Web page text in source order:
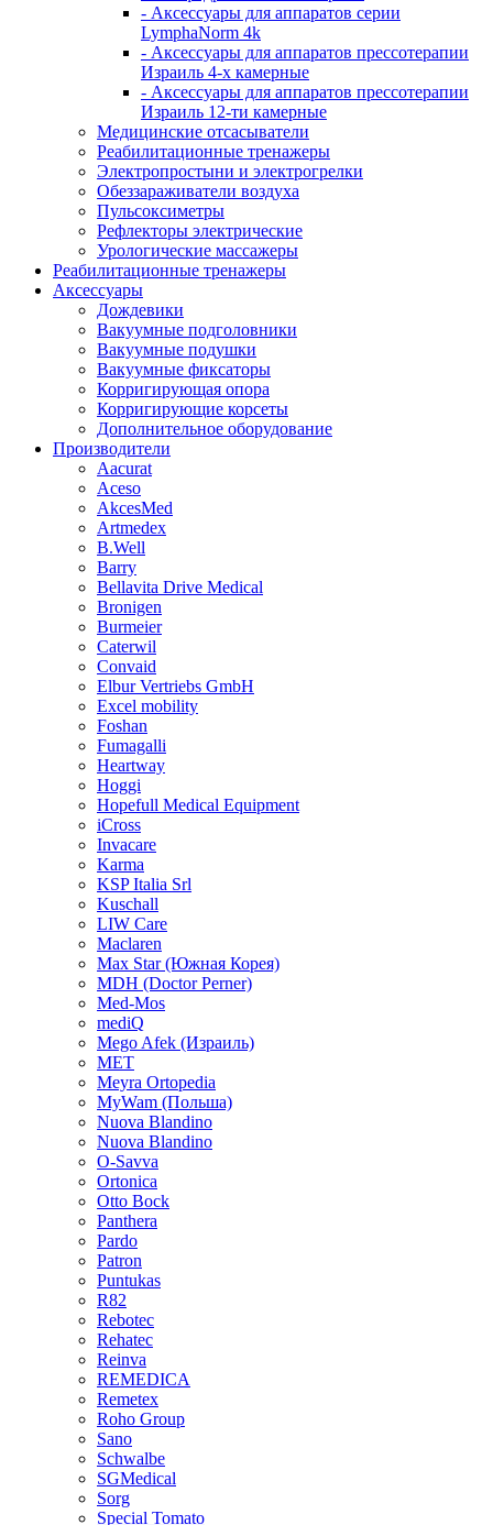
- Аксессуары для аппаратов серии
LymphaNorm 4k
- Аксессуары для аппаратов прессотерапии
Израиль 4-х камерные
- Аксессуары для аппаратов прессотерапии
Израиль 12-ти камерные
Медицинские отсасыватели
Реабилитационные тренажеры
Электропростыни и электрогрелки
Обеззараживатели воздуха
Пульсоксиметры
Рефлекторы электрические
Урологические массажеры
Реабилитационные тренажеры
Аксессуары
Дождевики
Вакуумные подголовники
Вакуумные подушки
Вакуумные фиксаторы
Корригирующая опора
Корригирующие корсеты
Дополнительное оборудование
Производители
Aacurat
Aceso
AkcesMed
Artmedex
B.Well
Barry
Bellavita Drive Medical
Bronigen
Burmeier
Caterwil
Convaid
Elbur Vertriebs GmbH
Excel mobility
Foshan
Fumagalli
Heartway
Hoggi
Hopefull Medical Equipment
iCross
Invacare
Karma
KSP Italia Srl
Kuschall
LIW Care
Maclaren
Max Star (Южная Корея)
MDH (Doctor Perner)
Med-Mos
mediQ
Mego Afek (Израиль)
MET
Meyra Ortopedia
MyWam (Польша)
Nuova Blandino
Nuova Blandino
O-Savva
Ortonica
Otto Bock
Panthera
Pardo
Patron
Puntukas
R82
Rebotec
Rehatec
Reinva
REMEDICA
Remetex
Roho Group
Sano
Schwalbe
SGMedical
Sorg
Special Tomato